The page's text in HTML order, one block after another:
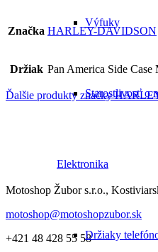
Výfuky
Starostlivosť o
Elektronika
Držiaky
Značka HARLEY-DAVIDSON
Držiak Pan America Side
Ďalšie produkty značky
Motoshop Žubor s.r.o.,
motoshop@motoshopzubor.sk
+421 48 428 55 58